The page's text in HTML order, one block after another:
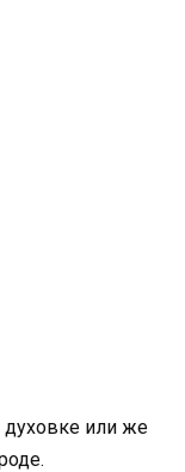
духовке или же